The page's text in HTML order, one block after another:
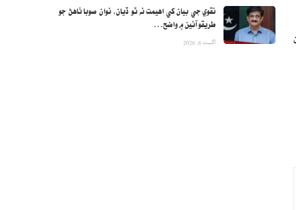
نقوي جي بيان کي اهيمت نه ٿو ڏيان، نوان صوبا ٺاهڻ جو
طريقو آئين ۾ واضح…
اگست 6, 2026